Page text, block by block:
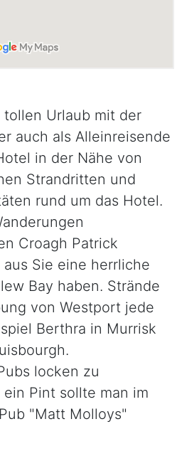
Urlaub mit der
auch als Alleinreisende
in der Nähe von
Strandritten und
rund um das Hotel.
Croagh Patrick
Sie eine herrliche
Bay haben. Strände
von Westport jede
Berthra in Murrisk
locken zu
Pint sollte man im
"Matt Molloys"